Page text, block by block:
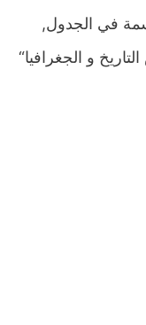
في الجدول,
و الجغرافيا“